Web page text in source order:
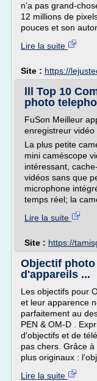
n'a pas grand-
12 millions de
pouces et son
Lire la suite
Site : https://
lll Top 10
photo
FuSon Meilleur
enregistreur
La plus petite
mini caméscope
intéressant,
vidéos sans que
microphone
temps réel; la
Lire la suite
Site : https://
Objectif
d'appareils ...
Les objectifs pour
et leur apparence
parfaitement au
PEN & OM-D .
d'objectifs et de
pas chers. Grâce
plus originaux :
Lire la suite